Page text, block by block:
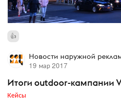
Новости наружной
19 мар 2017
Итоги outdoor-кампании
Кейсы